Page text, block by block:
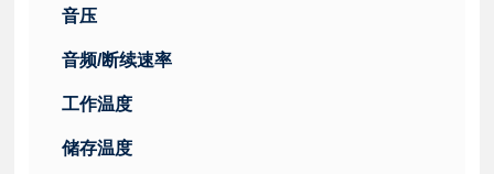
音压
音频/断续速率
工作温度
储存温度